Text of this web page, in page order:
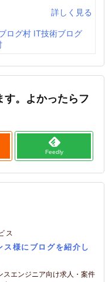
詳しく見る
。よかったらフ
Feedly
ス
ス様にブログを紹介し
スエンジニア向け求人・案件